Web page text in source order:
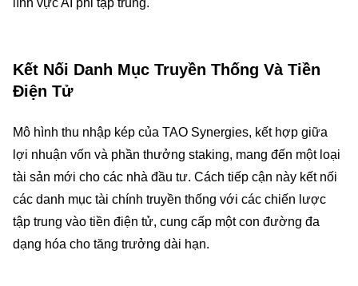
lĩnh vực AI phi tập trung.
Kết Nối Danh Mục Truyền Thống Và Tiền
Điện Tử
Mô hình thu nhập kép của TAO Synergies, kết hợp giữa
lợi nhuận vốn và phần thưởng staking, mang đến một loại
tài sản mới cho các nhà đầu tư. Cách tiếp cận này kết nối
các danh mục tài chính truyền thống với các chiến lược
tập trung vào tiền điện tử, cung cấp một con đường đa
dạng hóa cho tăng trưởng dài hạn.